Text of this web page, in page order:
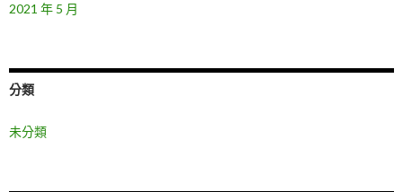
2021 年 5 月
分類
未分類